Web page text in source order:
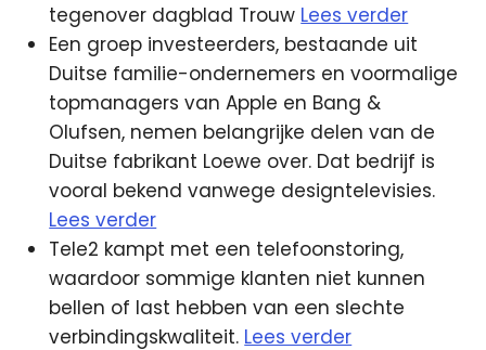
tegenover dagblad Trouw Lees verder
Een groep investeerders, bestaande uit
Duitse familie-ondernemers en voormalige
topmanagers van Apple en Bang &
Olufsen, nemen belangrijke delen van de
Duitse fabrikant Loewe over. Dat bedrijf is
vooral bekend vanwege designtelevisies.
Lees verder
Tele2 kampt met een telefoonstoring,
waardoor sommige klanten niet kunnen
bellen of last hebben van een slechte
verbindingskwaliteit. Lees verder